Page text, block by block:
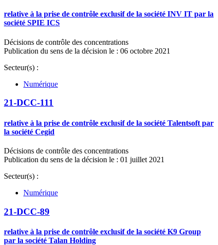
relative à la prise de contrôle exclusif de la société INV IT par la
société SPIE ICS
Décisions de contrôle des concentrations
Publication du sens de la décision le : 06 octobre 2021
Secteur(s) :
Numérique
21-DCC-111
relative à la prise de contrôle exclusif de la société Talentsoft par
la société Cegid
Décisions de contrôle des concentrations
Publication du sens de la décision le : 01 juillet 2021
Secteur(s) :
Numérique
21-DCC-89
relative à la prise de contrôle exclusif de la société K9 Group
par la société Talan Holding